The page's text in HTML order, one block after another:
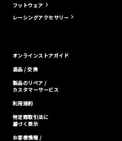
フットウェア
レーシングアクセサリー
オンラインストアガイド
返品 / 交換
製品のリペア /
カスタマーサービス
利用規約
特定商取引法に
基づく表示
お客様情報 /